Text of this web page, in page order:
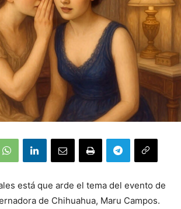
está que arde el tema del evento de
de Chihuahua, Maru Campos.